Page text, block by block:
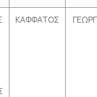
ΚΑΦΦΑΤΟΣ